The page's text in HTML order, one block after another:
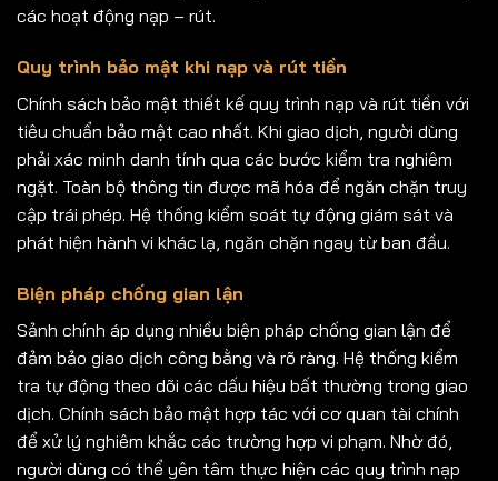
các hoạt động nạp – rút.
Quy trình bảo mật khi nạp và rút tiền
Chính sách bảo mật thiết kế quy trình nạp và rút tiền với
tiêu chuẩn bảo mật cao nhất. Khi giao dịch, người dùng
phải xác minh danh tính qua các bước kiểm tra nghiêm
ngặt. Toàn bộ thông tin được mã hóa để ngăn chặn truy
cập trái phép. Hệ thống kiểm soát tự động giám sát và
phát hiện hành vi khác lạ, ngăn chặn ngay từ ban đầu.
Biện pháp chống gian lận
Sảnh chính áp dụng nhiều biện pháp chống gian lận để
đảm bảo giao dịch công bằng và rõ ràng. Hệ thống kiểm
tra tự động theo dõi các dấu hiệu bất thường trong giao
dịch. Chính sách bảo mật hợp tác với cơ quan tài chính
để xử lý nghiêm khắc các trường hợp vi phạm. Nhờ đó,
người dùng có thể yên tâm thực hiện các quy trình nạp